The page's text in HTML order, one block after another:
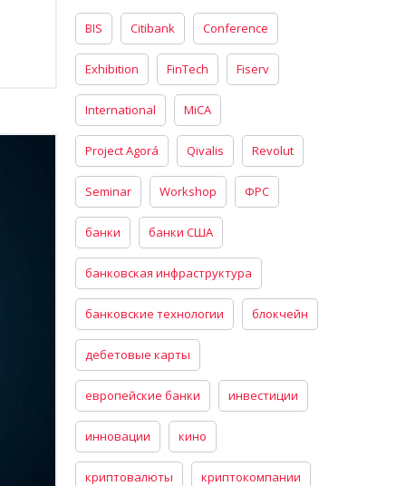
BIS Citibank Conference
Exhibition FinTech Fiserv
International MiCA
Project Agorá Qivalis Revolut
Seminar Workshop ФРС
банки банки США
банковская инфраструктура
банковские технологии блокчейн
дебетовые карты
европейские банки инвестиции
инновации кино
криптовалюты криптокомпании